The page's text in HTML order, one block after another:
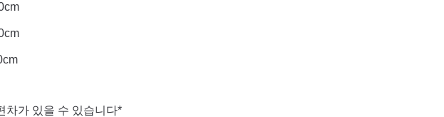
차가 있을 수 있습니다*